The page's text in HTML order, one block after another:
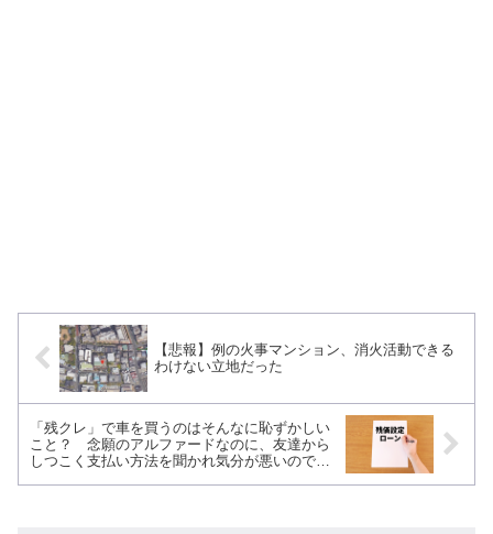
【悲報】例の火事マンション、消火活動できる
わけない立地だった
「残クレ」で車を買うのはそんなに恥ずかしい
こと？ 念願のアルファードなのに、友達から
しつこく支払い方法を聞かれ気分が悪いのです